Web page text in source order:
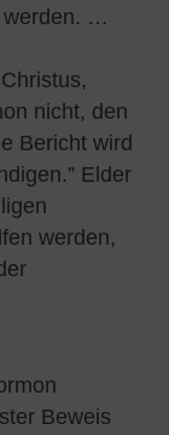
werden. …
nicht, den
Bericht wird
Elder
werden,
Beweis